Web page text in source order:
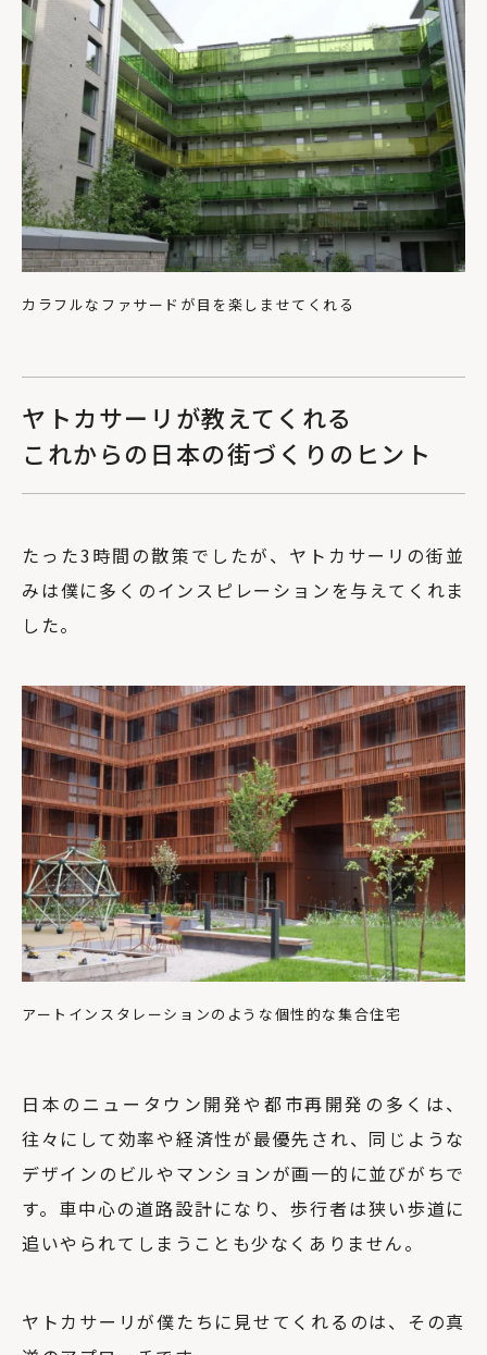
カラフルなファサードが目を楽しませてくれる
ヤトカサーリが教えてくれる
これからの日本の街づくりのヒント
たった3時間の散策でしたが、ヤトカサーリの街並
みは僕に多くのインスピレーションを与えてくれま
した。
アートインスタレーションのような個性的な集合住宅
日本のニュータウン開発や都市再開発の多くは、
往々にして効率や経済性が最優先され、同じような
デザインのビルやマンションが画一的に並びがちで
す。車中心の道路設計になり、歩行者は狭い歩道に
追いやられてしまうことも少なくありません。
ヤトカサーリが僕たちに見せてくれるのは、その真